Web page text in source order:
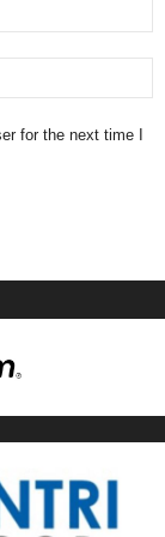
for the next time I